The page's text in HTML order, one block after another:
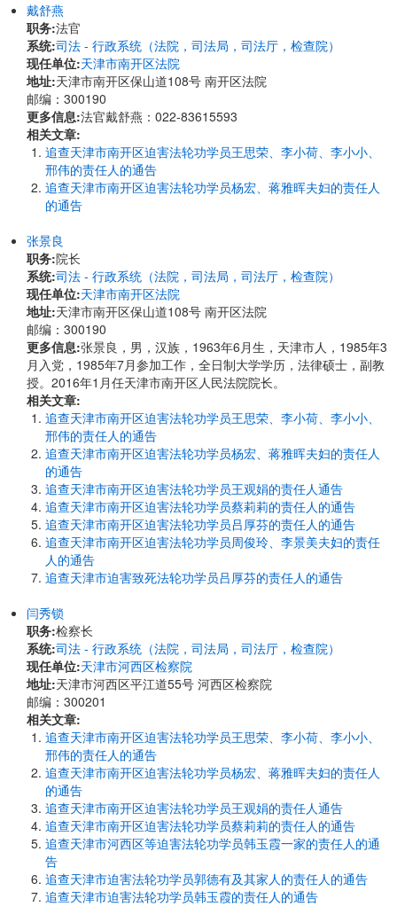
戴舒燕
职务:法官
系统:司法 - 行政系统（法院，司法局，司法厅，检查院）
现任单位:天津市南开区法院
地址:天津市南开区保山道108号 南开区法院
邮编：300190
更多信息:法官戴舒燕：022-83615593
相关文章:
追查天津市南开区迫害法轮功学员王思荣、李小荷、李小小、
邢伟的责任人的通告
追查天津市南开区迫害法轮功学员杨宏、蒋雅晖夫妇的责任人
的通告
张景良
职务:院长
系统:司法 - 行政系统（法院，司法局，司法厅，检查院）
现任单位:天津市南开区法院
地址:天津市南开区保山道108号 南开区法院
邮编：300190
更多信息:张景良，男，汉族，1963年6月生，天津市人，1985年3
月入党，1985年7月参加工作，全日制大学学历，法律硕士，副教
授。2016年1月任天津市南开区人民法院院长。
相关文章:
追查天津市南开区迫害法轮功学员王思荣、李小荷、李小小、
邢伟的责任人的通告
追查天津市南开区迫害法轮功学员杨宏、蒋雅晖夫妇的责任人
的通告
追查天津市南开区迫害法轮功学员王观娟的责任人通告
追查天津市南开区迫害法轮功学员蔡莉莉的责任人的通告
追查天津市南开区迫害法轮功学员吕厚芬的责任人的通告
追查天津市南开区迫害法轮功学员周俊玲、李景美夫妇的责任
人的通告
追查天津市迫害致死法轮功学员吕厚芬的责任人的通告
闫秀锁
职务:检察长
系统:司法 - 行政系统（法院，司法局，司法厅，检查院）
现任单位:天津市河西区检察院
地址:天津市河西区平江道55号 河西区检察院
邮编：300201
相关文章:
追查天津市南开区迫害法轮功学员王思荣、李小荷、李小小、
邢伟的责任人的通告
追查天津市南开区迫害法轮功学员杨宏、蒋雅晖夫妇的责任人
的通告
追查天津市南开区迫害法轮功学员王观娟的责任人通告
追查天津市南开区迫害法轮功学员蔡莉莉的责任人的通告
追查天津市河西区等迫害法轮功学员韩玉霞一家的责任人的通
告
追查天津市迫害法轮功学员郭德有及其家人的责任人的通告
追查天津市迫害法轮功学员韩玉霞的责任人的通告